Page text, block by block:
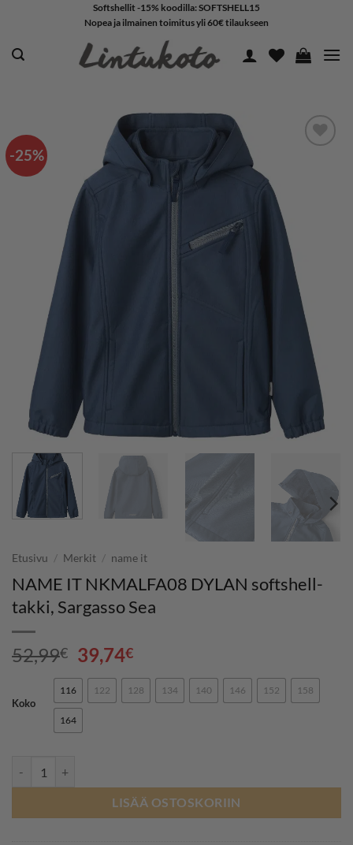
content
Softshellit -15% koodilla: SOFTSHELL15
Nopea ja ilmainen toimitus yli 60€ tilaukseen
-25%
SUOSIKKEIHIN
Etusivu / Merkit / name it
NAME IT NKMALFA08 DYLAN softshell-
takki, Sargasso Sea
52,99€ Alkuperäinen
hinta
oli:
52,99€.
39,74€Nykyinen
hinta
on:
39,74€.
Koko
116 122 128 134 140 146 152 158
164
LISÄÄ OSTOSKORIIN